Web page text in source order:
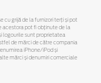
cu grijă de la furnizori terți și pot
acestora pot fi obținute de la
logourile sunt proprietatea
de mărci de către compania
iPhone/iPod și
mărci și denumiri comerciale